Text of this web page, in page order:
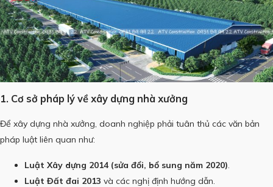
1. Cơ sở pháp lý về xây dựng nhà xưởng
Để xây dựng nhà xưởng, doanh nghiệp phải tuân thủ các văn bản
pháp luật liên quan như:
Luật Xây dựng 2014 (sửa đổi, bổ sung năm 2020).
Luật Đất đai 2013 và các nghị định hướng dẫn.